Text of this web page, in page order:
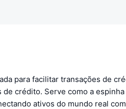
para facilitar transações de
crédito. Serve como a
ativos do mundo real